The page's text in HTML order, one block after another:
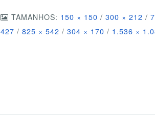
TAMANHOS: 150 × 150 / 300 × 212 /
427 / 825 × 542 / 304 × 170 / 1.536 ×